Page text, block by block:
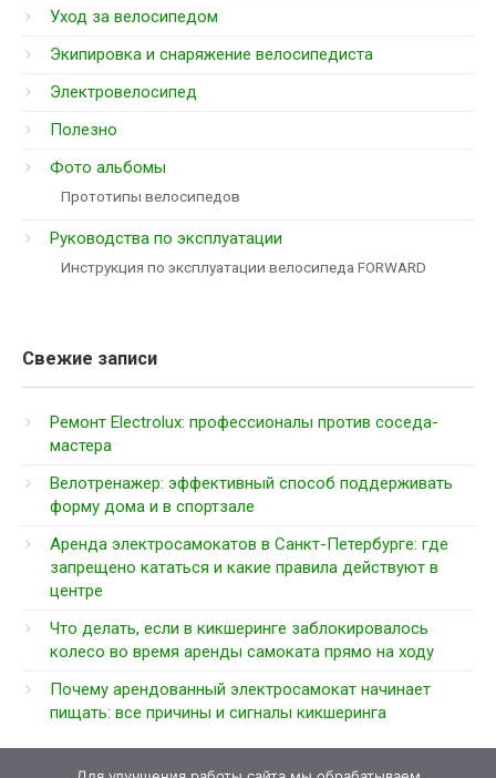
Уход за велосипедом
Экипировка и снаряжение велосипедиста
Электровелосипед
Полезно
Фото альбомы
Прототипы велосипедов
Руководства по эксплуатации
Инструкция по эксплуатации велосипеда FORWARD
Свежие записи
Ремонт Electrolux: профессионалы против соседа-
мастера
Велотренажер: эффективный способ поддерживать
форму дома и в спортзале
Аренда электросамокатов в Санкт-Петербурге: где
запрещено кататься и какие правила действуют в
центре
Что делать, если в кикшеринге заблокировалось
колесо во время аренды самоката прямо на ходу
Почему арендованный электросамокат начинает
пищать: все причины и сигналы кикшеринга